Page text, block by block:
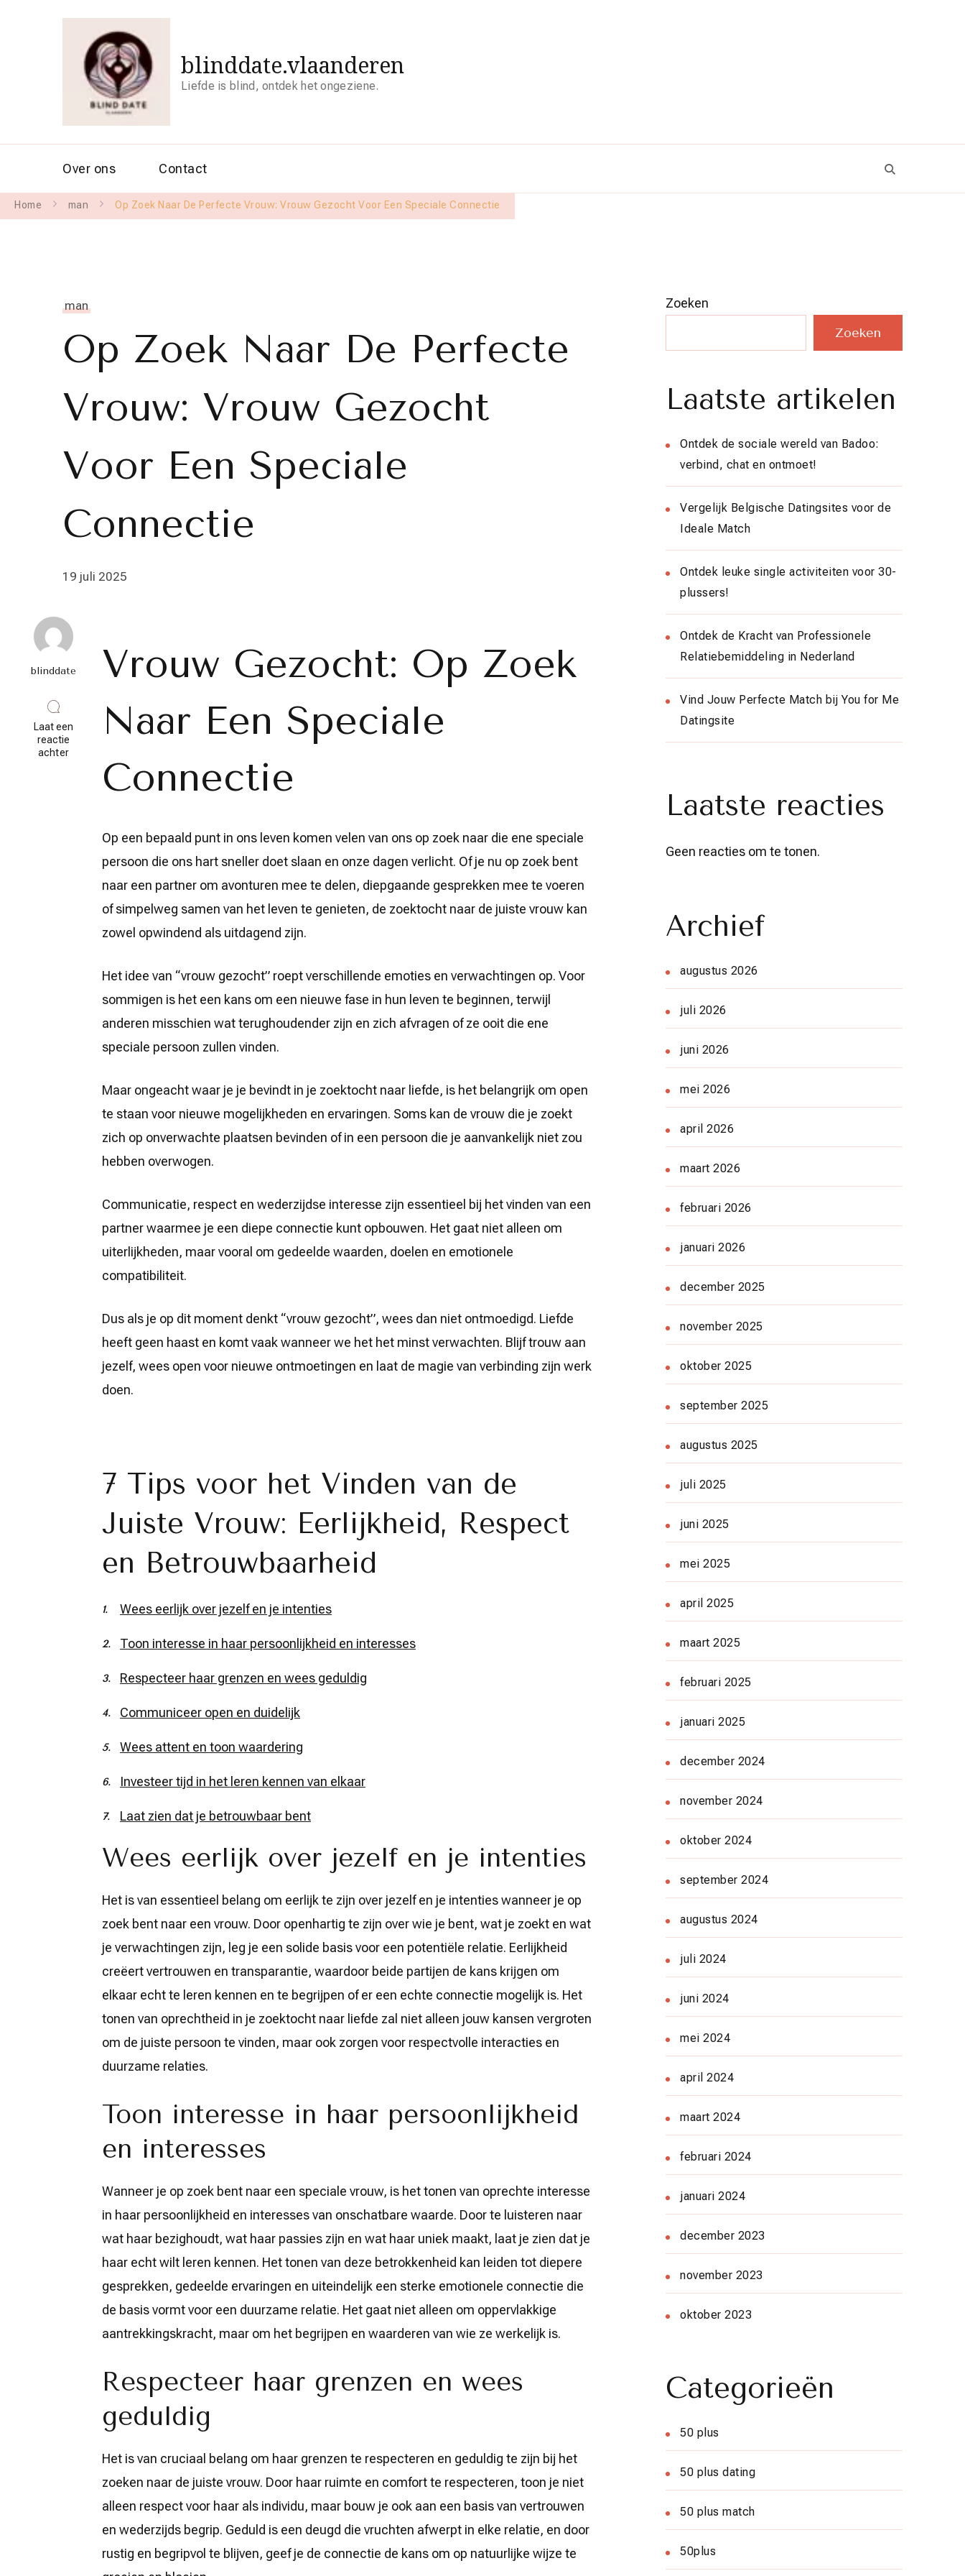
blinddate.vlaanderen
Liefde is blind, ontdek het ongeziene.
Over ons Contact
Home man Op Zoek Naar De Perfecte Vrouw: Vrouw Gezocht Voor Een Speciale Connectie
man
Op Zoek Naar De Perfecte
Vrouw: Vrouw Gezocht
Voor Een Speciale
Connectie
19 juli 2025
blinddate
Laat een
reactie
achterop
Connectie
Vrouw Gezocht: Op Zoek
Naar Een Speciale
Connectie
Op een bepaald punt in ons leven komen velen van ons op zoek naar die ene speciale
persoon die ons hart sneller doet slaan en onze dagen verlicht. Of je nu op zoek bent
naar een partner om avonturen mee te delen, diepgaande gesprekken mee te voeren
of simpelweg samen van het leven te genieten, de zoektocht naar de juiste vrouw kan
zowel opwindend als uitdagend zijn.
Het idee van “vrouw gezocht” roept verschillende emoties en verwachtingen op. Voor
sommigen is het een kans om een nieuwe fase in hun leven te beginnen, terwijl
anderen misschien wat terughoudender zijn en zich afvragen of ze ooit die ene
speciale persoon zullen vinden.
Maar ongeacht waar je je bevindt in je zoektocht naar liefde, is het belangrijk om open
te staan voor nieuwe mogelijkheden en ervaringen. Soms kan de vrouw die je zoekt
zich op onverwachte plaatsen bevinden of in een persoon die je aanvankelijk niet zou
hebben overwogen.
Communicatie, respect en wederzijdse interesse zijn essentieel bij het vinden van een
partner waarmee je een diepe connectie kunt opbouwen. Het gaat niet alleen om
uiterlijkheden, maar vooral om gedeelde waarden, doelen en emotionele
compatibiliteit.
Dus als je op dit moment denkt “vrouw gezocht”, wees dan niet ontmoedigd. Liefde
heeft geen haast en komt vaak wanneer we het het minst verwachten. Blijf trouw aan
jezelf, wees open voor nieuwe ontmoetingen en laat de magie van verbinding zijn werk
doen.
7 Tips voor het Vinden van de
Juiste Vrouw: Eerlijkheid, Respect
en Betrouwbaarheid
Wees eerlijk over jezelf en je intenties
Toon interesse in haar persoonlijkheid en interesses
Respecteer haar grenzen en wees geduldig
Communiceer open en duidelijk
Wees attent en toon waardering
Investeer tijd in het leren kennen van elkaar
Laat zien dat je betrouwbaar bent
Wees eerlijk over jezelf en je intenties
Het is van essentieel belang om eerlijk te zijn over jezelf en je intenties wanneer je op
zoek bent naar een vrouw. Door openhartig te zijn over wie je bent, wat je zoekt en wat
je verwachtingen zijn, leg je een solide basis voor een potentiële relatie. Eerlijkheid
creëert vertrouwen en transparantie, waardoor beide partijen de kans krijgen om
elkaar echt te leren kennen en te begrijpen of er een echte connectie mogelijk is. Het
tonen van oprechtheid in je zoektocht naar liefde zal niet alleen jouw kansen vergroten
om de juiste persoon te vinden, maar ook zorgen voor respectvolle interacties en
duurzame relaties.
Toon interesse in haar persoonlijkheid
en interesses
Wanneer je op zoek bent naar een speciale vrouw, is het tonen van oprechte interesse
in haar persoonlijkheid en interesses van onschatbare waarde. Door te luisteren naar
wat haar bezighoudt, wat haar passies zijn en wat haar uniek maakt, laat je zien dat je
haar echt wilt leren kennen. Het tonen van deze betrokkenheid kan leiden tot diepere
gesprekken, gedeelde ervaringen en uiteindelijk een sterke emotionele connectie die
de basis vormt voor een duurzame relatie. Het gaat niet alleen om oppervlakkige
aantrekkingskracht, maar om het begrijpen en waarderen van wie ze werkelijk is.
Respecteer haar grenzen en wees
geduldig
Het is van cruciaal belang om haar grenzen te respecteren en geduldig te zijn bij het
zoeken naar de juiste vrouw. Door haar ruimte en comfort te respecteren, toon je niet
alleen respect voor haar als individu, maar bouw je ook aan een basis van vertrouwen
en wederzijds begrip. Geduld is een deugd die vruchten afwerpt in elke relatie, en door
rustig en begripvol te blijven, geef je de connectie de kans om op natuurlijke wijze te
Zoeken
Zoeken
Laatste artikelen
Ontdek de sociale wereld van Badoo:
verbind, chat en ontmoet!
Vergelijk Belgische Datingsites voor de
Ideale Match
Ontdek leuke single activiteiten voor 30-
plussers!
Ontdek de Kracht van Professionele
Relatiebemiddeling in Nederland
Vind Jouw Perfecte Match bij You for Me
Datingsite
Laatste reacties
Geen reacties om te tonen.
Archief
augustus 2026
juli 2026
juni 2026
mei 2026
april 2026
maart 2026
februari 2026
januari 2026
december 2025
november 2025
oktober 2025
september 2025
augustus 2025
juli 2025
juni 2025
mei 2025
april 2025
maart 2025
februari 2025
januari 2025
december 2024
november 2024
oktober 2024
september 2024
augustus 2024
juli 2024
juni 2024
mei 2024
april 2024
maart 2024
februari 2024
januari 2024
december 2023
november 2023
oktober 2023
Categorieën
50 plus
50 plus dating
50 plus match
50plus